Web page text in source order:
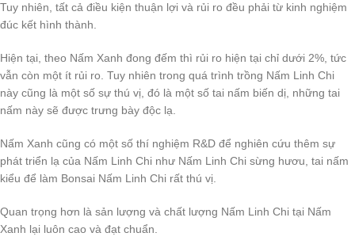
Tuy nhiên, tất cả điều kiện thuận lợi và rủi ro đều phải từ kinh nghiệm
đúc kết hình thành.
Hiện tại, theo Nấm Xanh đong đếm thì rủi ro hiện tại chỉ dưới 2%, tức
vẫn còn một ít rủi ro. Tuy nhiên trong quá trình trồng Nấm Linh Chi
này cũng là một số sự thú vị, đó là một số tai nấm biến dị, những tai
nấm này sẽ được trưng bày độc lạ.
Nấm Xanh cũng có một số thí nghiệm R&D để nghiên cứu thêm sự
phát triển lạ của Nấm Linh Chi như Nấm Linh Chi sừng hươu, tai nấm
kiểu để làm Bonsai Nấm Linh Chi rất thú vị.
Quan trọng hơn là sản lượng và chất lượng Nấm Linh Chi tại Nấm
Xanh lại luôn cao và đạt chuẩn.